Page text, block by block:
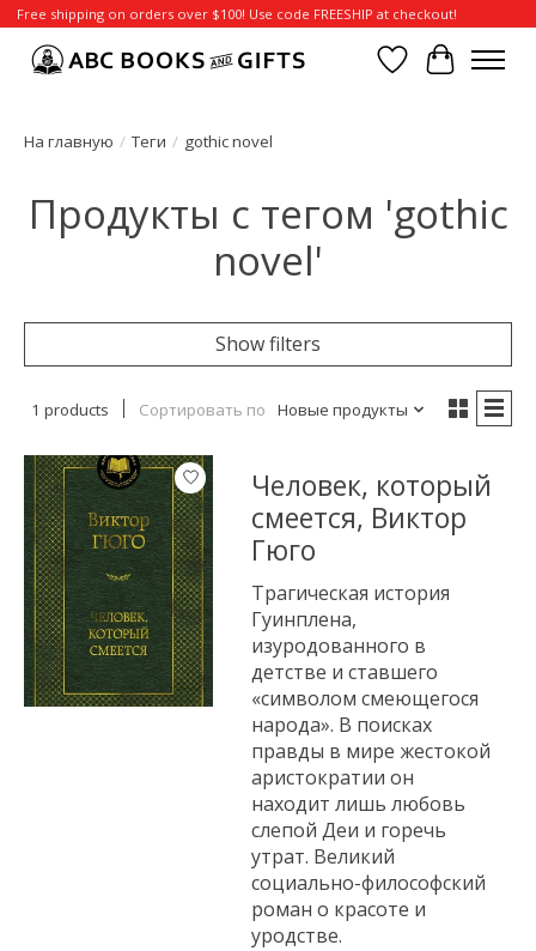
Free shipping on orders over $100! Use code FREESHIP at checkout!
Отложенные
Корзина
На главную / Теги / gothic novel
Продукты с тегом 'gothic
novel'
Show filters
1 products Сортировать по Новые продукты
Человек, который
смеется, Виктор
Гюго
Трагическая история
Гуинплена,
изуродованного в
детстве и ставшего
«символом смеющегося
народа». В поисках
правды в мире жестокой
аристократии он
находит лишь любовь
слепой Деи и горечь
утрат. Великий
социально-философский
роман о красоте и
уродстве.